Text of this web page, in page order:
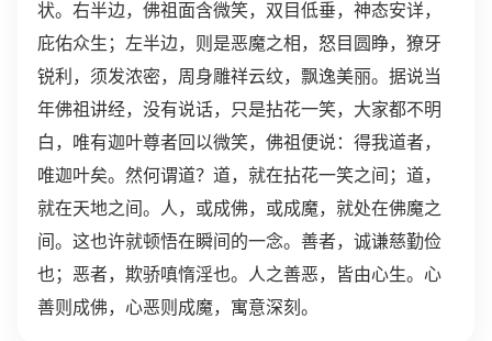
状。右半边，佛祖面含微笑，双目低垂，神态安详，
庇佑众生；左半边，则是恶魔之相，怒目圆睁，獠牙
锐利，须发浓密，周身雕祥云纹，飘逸美丽。据说当
年佛祖讲经，没有说话，只是拈花一笑，大家都不明
白，唯有迦叶尊者回以微笑，佛祖便说：得我道者，
唯迦叶矣。然何谓道？道，就在拈花一笑之间；道，
就在天地之间。人，或成佛，或成魔，就处在佛魔之
间。这也许就顿悟在瞬间的一念。善者，诚谦慈勤俭
也；恶者，欺骄嗔惰淫也。人之善恶，皆由心生。心
善则成佛，心恶则成魔，寓意深刻。